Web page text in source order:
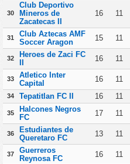
30
Club Deportivo
Mineros de
Zacatecas II
16 11
31
Club Aztecas AMF
Soccer Aragon
15 11
32
Heroes de Zaci FC
16 11
33
Atletico Inter
Capital
16 11
34 Tepatitlan FC II 16 11
35
Halcones Negros
FC
17 11
36
Estudiantes de
Queretaro FC
13 11
37
Guerreros
Reynosa FC
16 11